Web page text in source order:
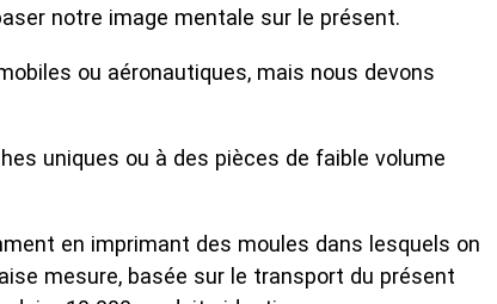
notre image mentale sur le présent.
ou aéronautiques, mais nous devons
uniques ou à des pièces de faible volume
en imprimant des moules dans lesquels on
mesure, basée sur le transport du présent